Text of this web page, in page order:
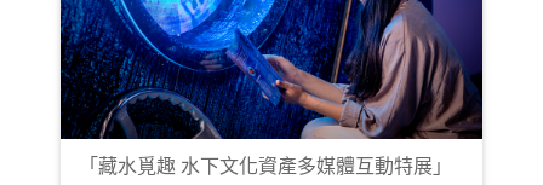
「藏水覓趣 水下文化資產多媒體互動特展」